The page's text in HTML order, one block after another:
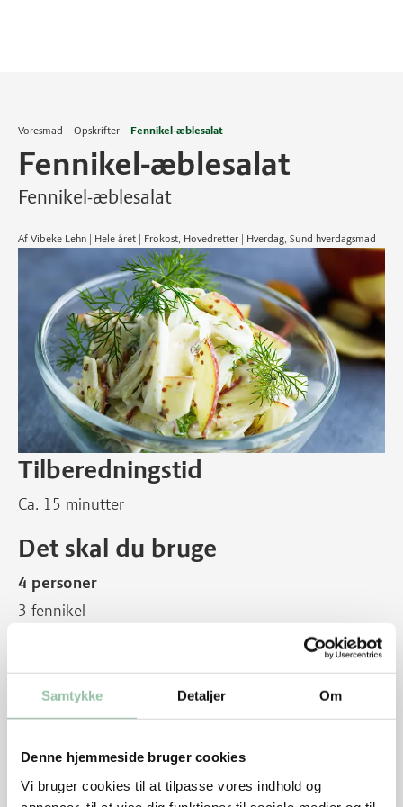
Samtykke Detaljer Om
Denne hjemmeside bruger cookies
Vi bruger cookies til at tilpasse vores indhold og
Voresmad Opskrifter Fennikel-æblesalat
Fennikel-æblesalat
Fennikel-æblesalat
Af Vibeke Lehn | Hele året | Frokost, Hovedretter | Hverdag, Sund hverdagsmad
Tilberedningstid
Ca. 15 minutter
Det skal du bruge
4 personer
3 fennikel
Dressing:
1 – 2 spsk grovkornet dijonsennep
Salt og peber